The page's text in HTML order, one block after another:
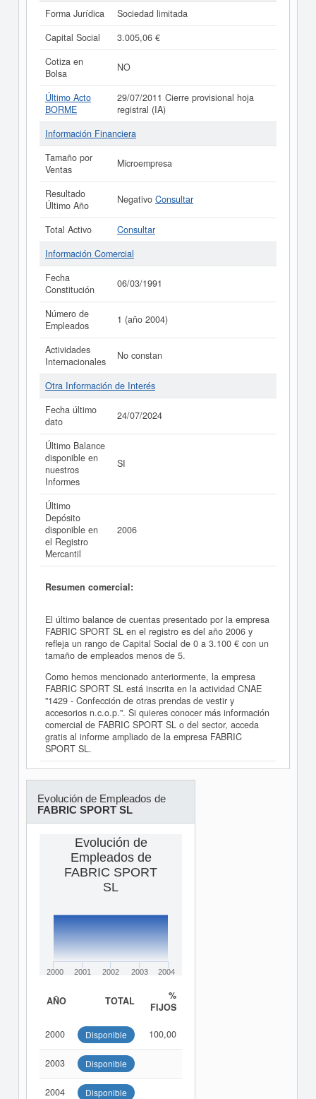
Forma Jurídica
Sociedad limitada
Capital Social
3.005,06 €
Cotiza en
Bolsa
NO
Último Acto
BORME
29/07/2011 Cierre provisional hoja
registral (IA)
Información Financiera
Tamaño por
Ventas
Microempresa
Resultado
Último Año
Negativo Consultar
Total Activo
Consultar
Información Comercial
Fecha
Constitución
06/03/1991
Número de
Empleados
1 (año 2004)
Actividades
Internacionales
No constan
Otra Información de Interés
Fecha último
dato
24/07/2024
Último Balance
disponible en
nuestros
Informes
SI
Último
Depósito
disponible en
el Registro
Mercantil
2006
Resumen comercial:
El último balance de cuentas presentado por la empresa
FABRIC SPORT SL en el registro es del año 2006 y
refleja un rango de Capital Social de 0 a 3.100 € con un
tamaño de empleados menos de 5.
Como hemos mencionado anteriormente, la empresa
FABRIC SPORT SL está inscrita en la actividad CNAE
"1429 - Confección de otras prendas de vestir y
accesorios n.c.o.p.". Si quieres conocer más información
comercial de FABRIC SPORT SL o del sector, acceda
gratis al informe ampliado de la empresa FABRIC
SPORT SL.
Evolución de Empleados de
FABRIC SPORT SL
Evolución de
Empleados de
FABRIC SPORT
SL
2000 2001 2002 2003 2004
AÑO TOTAL
%
FIJOS
2000 Disponible 100,00
2003 Disponible
2004 Disponible